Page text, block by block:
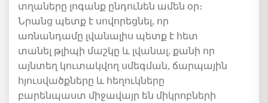
տղաները լոգանք ընդունեն ամեն օր։
Նրանց պետք է սովորեցնել, որ
առնանդամը լվանալիս պետք է հետ
տանել թլիպի մաշկը և լվանալ, քանի որ
այնտեղ կուտակվող սմեգման, ճարպային
հյուսվածքները և հեղուկները
բարենպաստ միջավայր են միկրոբների